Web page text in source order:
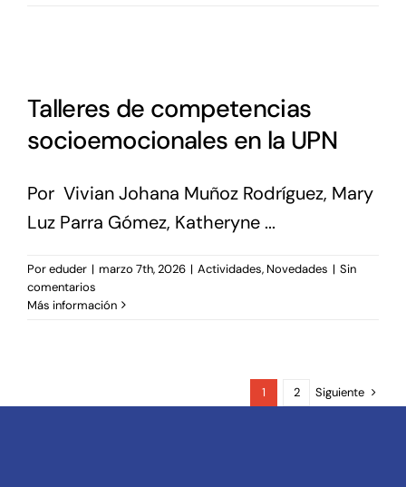
Talleres de competencias
socioemocionales en la UPN
Por Vivian Johana Muñoz Rodríguez, Mary
Luz Parra Gómez, Katheryne ...
Poreduder | marzo 7th, 2026 | Actividades, Novedades | Sin
comentarios
Más información
1 2 Siguiente